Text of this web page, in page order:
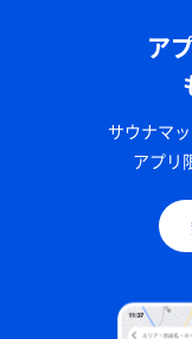
ア
サウナマ
アプリ